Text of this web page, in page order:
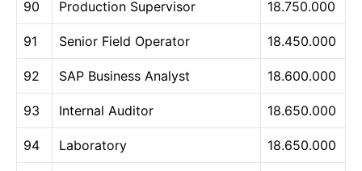
90 Production Supervisor 18.750.000
91 Senior Field Operator 18.450.000
92 SAP Business Analyst 18.600.000
93 Internal Auditor 18.650.000
94 Laboratory 18.650.000